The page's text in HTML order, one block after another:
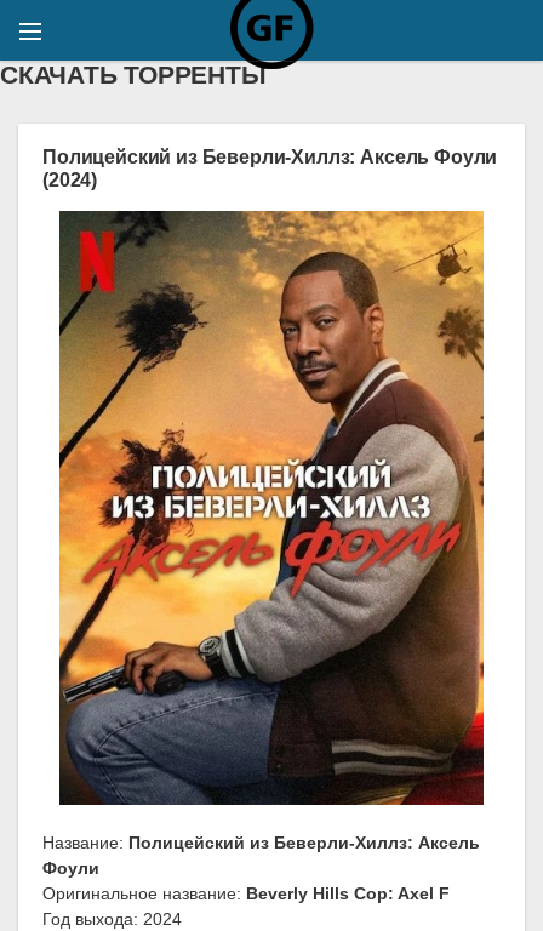
СКАЧАТЬ ТОРРЕНТЫ
Полицейский из Беверли-Хиллз: Аксель Фоули
(2024)
Название: Полицейский из Беверли-Хиллз: Аксель
Фоули
Оригинальное название: Beverly Hills Cop: Axel F
Год выхода: 2024